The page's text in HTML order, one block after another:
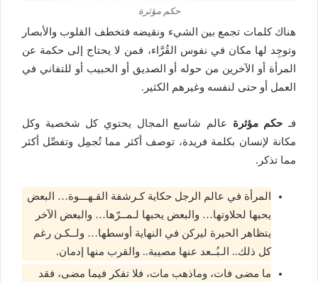
حكم مؤثرة
هناك كلمات تجمع بين الشيء ونقيضه فتخطف القلوب والأبصار
وتوجِد لها مكان في نفوس القُرَّاء، فمن لا يحتاج إلى حكمة عن
المرأة أو الآخرين من حوله أو الصديق أو الحبيب أو للتفاني في
العمل أو حتى لنفسه وغيرهم الكثير.
فـ حكم مؤثرة عالم شاسع المجال يحتوي كل شخصية وكل
مكانة لإنسان بكلمة فريدة، توصف أكثر مما تُجمِل وتفصِّل أكثر
مما تذكر.
المرأة في عالم الرجل حكاية كـرشفة القـهـــوة… البعض
يحبها لحلاوتها… والبعض يحبها لـمــرّها… والبعض الآخر
يتظاهر الحيرة ليركن في النهاية أوسطها… ولــكـن رغم
كل ذلك.. الـبُــعد عنها مصيبة.. والقرب منها إدمان.
ما مضى فات، وماذهب مات، فلا تفكر فيما مضى، فقد